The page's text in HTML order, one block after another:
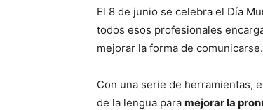
El 8 de junio se celebra el Día
todos esos profesionales
mejorar la forma de comunicarse.
Con una serie de herramientas,
de la lengua para mejorar la